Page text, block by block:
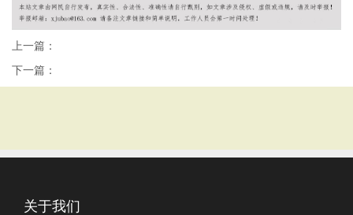
上一篇：
下一篇：
关于我们